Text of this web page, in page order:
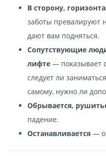
В сторону,
заботы превалируют
дают вам подняться.
Сопутствующие
лифте — показывает
следует ли
самому, нужно ли
Обрывается,
падение.
Останавливается —